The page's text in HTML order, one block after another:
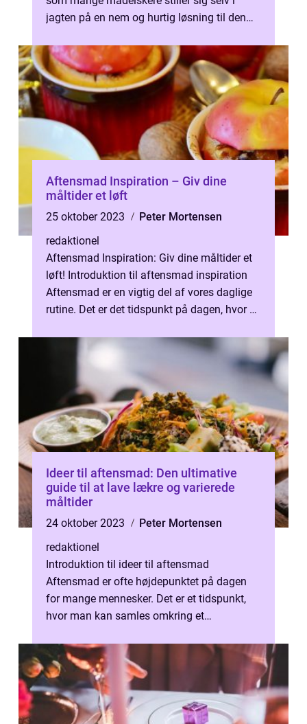
jagten på en nem og hurtig løsning til den
Aftensmad Inspiration – Giv dine
måltider et løft
25 oktober 2023
Peter Mortensen
redaktionel
Aftensmad Inspiration: Giv dine måltider et
løft! Introduktion til aftensmad inspiration
Aftensmad er en vigtig del af vores daglige
rutine. Det er det tidspunkt på dagen, hvor vi
Ideer til aftensmad: Den ultimative
guide til at lave lækre og varierede
måltider
24 oktober 2023
Peter Mortensen
redaktionel
Introduktion til ideer til aftensmad
Aftensmad er ofte højdepunktet på dagen
for mange mennesker. Det er et tidspunkt,
hvor man kan samles omkring et
selskab. Men ...